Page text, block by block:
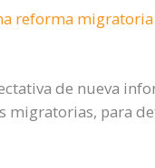
reforma
de nueva
migratorias, para